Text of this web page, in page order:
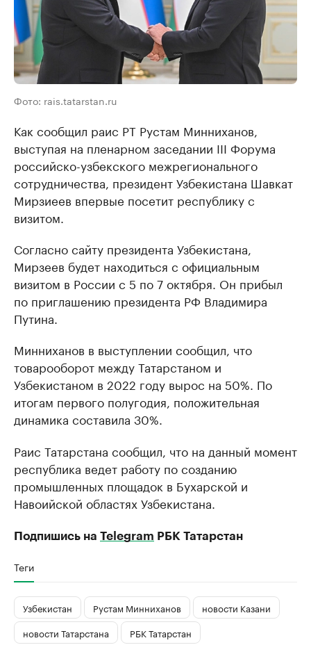
Фото: rais.tatarstan.ru
Как сообщил раис РТ Рустам Минниханов,
выступая на пленарном заседании III Форума
российско-узбекского межрегионального
сотрудничества, президент Узбекистана Шавкат
Мирзиеев впервые посетит республику с
визитом.
Согласно сайту президента Узбекистана,
Мирзеев будет находиться с официальным
визитом в России с 5 по 7 октября. Он прибыл
по приглашению президента РФ Владимира
Путина.
Минниханов в выступлении сообщил, что
товарооборот между Татарстаном и
Узбекистаном в 2022 году вырос на 50%. По
итогам первого полугодия, положительная
динамика составила 30%.
Раис Татарстана сообщил, что на данный момент
республика ведет работу по созданию
промышленных площадок в Бухарской и
Навоийской областях Узбекистана.
Подпишись на Telegram РБК Татарстан
Теги
Узбекистан Рустам Минниханов
новости Казани
новости Татарстана
РБК Татарстан